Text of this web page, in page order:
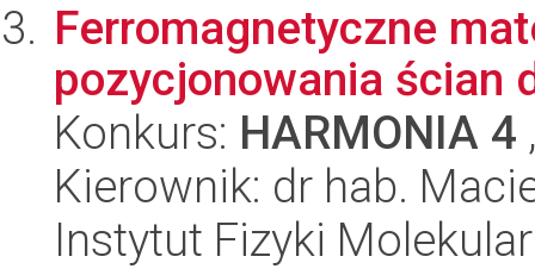
Ferromagnetyczne
pozycjonowania ścian
Konkurs: HARMONIA 4
Kierownik: dr hab.
Instytut Fizyki